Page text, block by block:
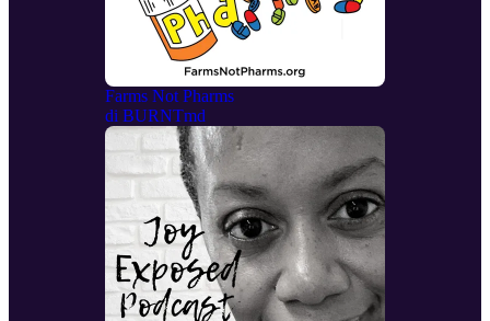
Farms Not Pharms
di BURNTmd